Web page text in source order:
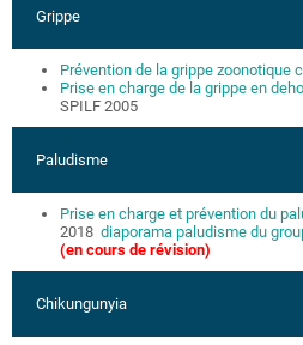
Grippe
Prévention de la grippe zoonotique
Prise en charge de la grippe en
SPILF 2005
Paludisme
Prise en charge et prévention du
2018 diaporama paludisme du
(en cours de révision)
Chikungunyia